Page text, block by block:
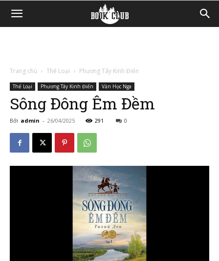
Trang chủ Thể Loại Phương Tây Kinh Điển
Thể Loại Phương Tây Kinh Điển Văn Học Nga
Sông Đông Êm Đềm
Bởi admin - 26/04/2025 291 0